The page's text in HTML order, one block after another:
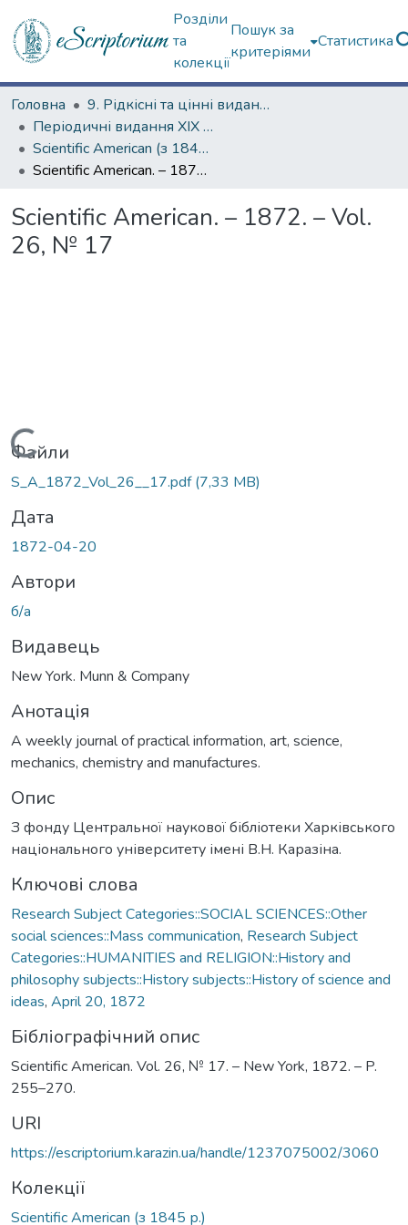
Розділи
та
колекції
Пошук за
критеріями
Статистика
Головна
9. Рідкісні та цінні видання
Періодичні видання ХІХ ст.
Scientific American (з 1845 р.)
Scientific American. – 1872. – Vol. 26, № 17
Scientific American. – 1872. – Vol.
26, № 17
Вантажиться...
Файли
S_A_1872_Vol_26__17.pdf(7,33 MB)
Дата
1872-04-20
Автори
б/а
Видавець
New York. Munn & Company
Анотація
A weekly journal of practical information, art, science,
mechanics, chemistry and manufactures.
Опис
З фонду Центральної наукової бібліотеки Харківського
національного університету імені В.Н. Каразіна.
Ключові слова
Research Subject Categories::SOCIAL SCIENCES::Other
social sciences::Mass communication, Research Subject
Categories::HUMANITIES and RELIGION::History and
philosophy subjects::History subjects::History of science and
ideas, April 20, 1872
Бібліографічний опис
Scientific American. Vol. 26, № 17. – New York, 1872. – P.
255–270.
URI
https://escriptorium.karazin.ua/handle/1237075002/3060
Колекції
Scientific American (з 1845 р.)